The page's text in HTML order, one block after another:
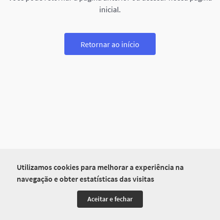
Utilizamos cookies para melhorar a experiência na
navegação e obter estatísticas das visitas
Aceitar e fechar
inicial.
Retornar ao início